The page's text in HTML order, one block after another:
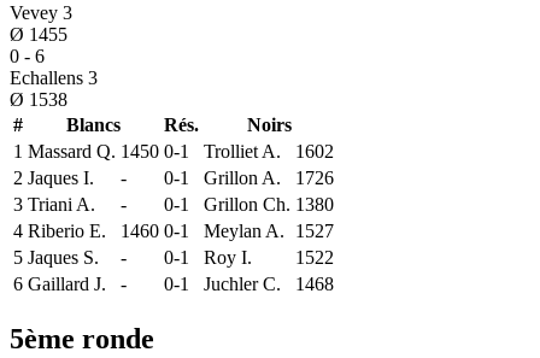
Vevey 3
Ø 1455
0 - 6
Echallens 3
Ø 1538
#
Blancs Rés.
Noirs
1 Massard Q. 1450 0-1 Trolliet A.
1602
2 Jaques I. - 0-1 Grillon A.
1726
3 Triani A. - 0-1 Grillon Ch. 1380
4 Riberio E. 1460 0-1 Meylan A.
1527
5 Jaques S. - 0-1 Roy I.
1522
6 Gaillard J. - 0-1 Juchler C. 1468
5ème ronde